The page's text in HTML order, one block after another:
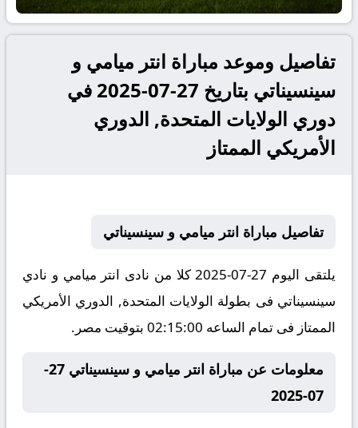
تفاصيل وموعد مباراة انتر ميامي و
سينسيناتي بتاريخ 27-07-2025 في
دوري الولايات المتحدة, الدوري
الأمريكي الممتاز
تفاصيل مباراة انتر ميامي و سينسيناتي
يلتقى اليوم 27-07-2025 كلا من نادى انتر ميامي و نادي
سينسيناتي فى بطولة الولايات المتحدة, الدوري الأمريكي
الممتاز فى تمام الساعه 02:15:00 بتوقيت مصر.
معلومات عن مباراة انتر ميامي و سينسيناتي 27-
07-2025